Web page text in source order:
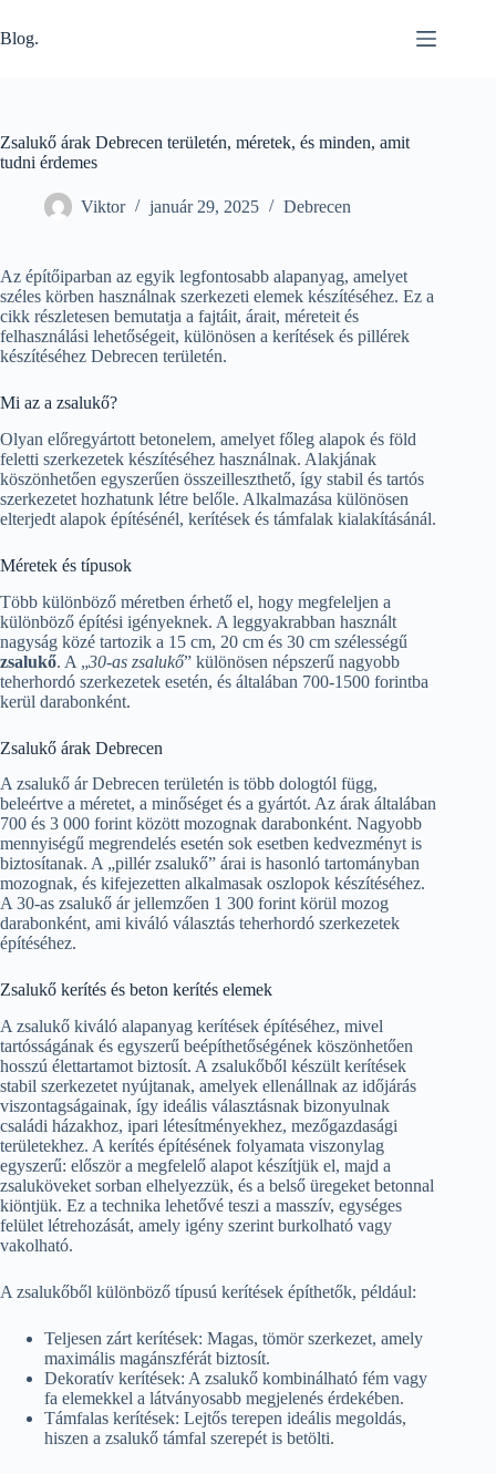
to
content
Blog.
Zsalukő árak Debrecen területén, méretek, és minden, amit
tudni érdemes
Viktor január 29, 2025 Debrecen
Az építőiparban az egyik legfontosabb alapanyag, amelyet
széles körben használnak szerkezeti elemek készítéséhez. Ez a
cikk részletesen bemutatja a fajtáit, árait, méreteit és
felhasználási lehetőségeit, különösen a kerítések és pillérek
készítéséhez Debrecen területén.
Mi az a zsalukő?
Olyan előregyártott betonelem, amelyet főleg alapok és föld
feletti szerkezetek készítéséhez használnak. Alakjának
köszönhetően egyszerűen összeilleszthető, így stabil és tartós
szerkezetet hozhatunk létre belőle. Alkalmazása különösen
elterjedt alapok építésénél, kerítések és támfalak kialakításánál.
Méretek és típusok
Több különböző méretben érhető el, hogy megfeleljen a
különböző építési igényeknek. A leggyakrabban használt
nagyság közé tartozik a 15 cm, 20 cm és 30 cm szélességű
zsalukő. A „30-as zsalukő” különösen népszerű nagyobb
teherhordó szerkezetek esetén, és általában 700-1500 forintba
kerül darabonként.
Zsalukő árak Debrecen
A zsalukő ár Debrecen területén is több dologtól függ,
beleértve a méretet, a minőséget és a gyártót. Az árak általában
700 és 3 000 forint között mozognak darabonként. Nagyobb
mennyiségű megrendelés esetén sok esetben kedvezményt is
biztosítanak. A „pillér zsalukő” árai is hasonló tartományban
mozognak, és kifejezetten alkalmasak oszlopok készítéséhez.
A 30-as zsalukő ár jellemzően 1 300 forint körül mozog
darabonként, ami kiváló választás teherhordó szerkezetek
építéséhez.
Zsalukő kerítés és beton kerítés elemek
A zsalukő kiváló alapanyag kerítések építéséhez, mivel
tartósságának és egyszerű beépíthetőségének köszönhetően
hosszú élettartamot biztosít. A zsalukőből készült kerítések
stabil szerkezetet nyújtanak, amelyek ellenállnak az időjárás
viszontagságainak, így ideális választásnak bizonyulnak
családi házakhoz, ipari létesítményekhez, mezőgazdasági
területekhez. A kerítés építésének folyamata viszonylag
egyszerű: először a megfelelő alapot készítjük el, majd a
zsaluköveket sorban elhelyezzük, és a belső üregeket betonnal
kiöntjük. Ez a technika lehetővé teszi a masszív, egységes
felület létrehozását, amely igény szerint burkolható vagy
vakolható.
A zsalukőből különböző típusú kerítések építhetők, például:
Teljesen zárt kerítések: Magas, tömör szerkezet, amely
maximális magánszférát biztosít.
Dekoratív kerítések: A zsalukő kombinálható fém vagy
fa elemekkel a látványosabb megjelenés érdekében.
Támfalas kerítések: Lejtős terepen ideális megoldás,
hiszen a zsalukő támfal szerepét is betölti.